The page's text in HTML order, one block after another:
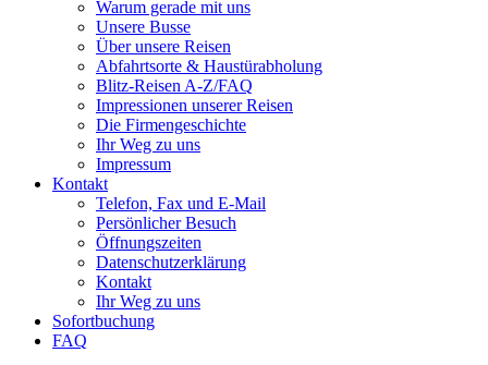
Warum gerade mit uns
Unsere Busse
Über unsere Reisen
Abfahrtsorte & Haustürabholung
Blitz-Reisen A-Z/FAQ
Impressionen unserer Reisen
Die Firmengeschichte
Ihr Weg zu uns
Impressum
Kontakt
Telefon, Fax und E-Mail
Persönlicher Besuch
Öffnungszeiten
Datenschutzerklärung
Kontakt
Ihr Weg zu uns
Sofortbuchung
FAQ